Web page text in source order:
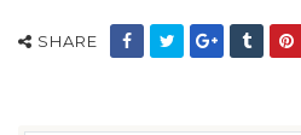
SHARE